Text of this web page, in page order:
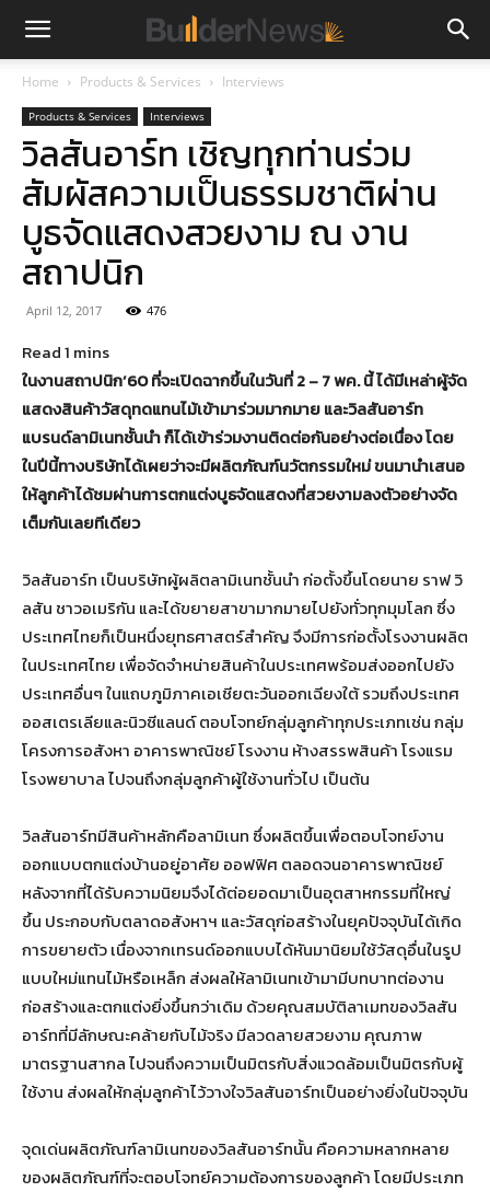
Home Products & Services Interviews
Products & Services Interviews
วิลสันอาร์ท เชิญทุกท่านร่วม
สัมผัสความเป็นธรรมชาติผ่าน
บูธจัดแสดงสวยงาม ณ งาน
สถาปนิก
April 12, 2017 476
ในงานสถาปนิก’60 ที่จะเปิดฉากขึ้นในวันที่ 2 – 7 พค. นี้ ได้มีเหล่าผู้จัด
แสดงสินค้าวัสดุทดแทนไม้เข้ามาร่วมมากมาย และวิลสันอาร์ท
แบรนด์ลามิเนทชั้นนำ ก็ได้เข้าร่วมงานติดต่อกันอย่างต่อเนื่อง โดย
ในปีนี้ทางบริษัทได้เผยว่าจะมีผลิตภัณฑ์นวัตกรรมใหม่ ขนมานำเสนอ
ให้ลูกค้าได้ชมผ่านการตกแต่งบูธจัดแสดงที่สวยงามลงตัวอย่างจัด
เต็มกันเลยทีเดียว
วิลสันอาร์ท เป็นบริษัทผู้ผลิตลามิเนทชั้นนำ ก่อตั้งขึ้นโดยนาย ราฟ วิ
ลสัน ชาวอเมริกัน และได้ขยายสาขามากมายไปยังทั่วทุกมุมโลก ซึ่ง
ประเทศไทยก็เป็นหนึ่งยุทธศาสตร์สำคัญ จึงมีการก่อตั้งโรงงานผลิต
ในประเทศไทย เพื่อจัดจำหน่ายสินค้าในประเทศพร้อมส่งออกไปยัง
ประเทศอื่นๆ ในแถบภูมิภาคเอเชียตะวันออกเฉียงใต้ รวมถึงประเทศ
ออสเตรเลียและนิวซีแลนด์ ตอบโจทย์กลุ่มลูกค้าทุกประเภทเช่น กลุ่ม
โครงการอสังหา อาคารพาณิชย์ โรงงาน ห้างสรรพสินค้า โรงแรม
โรงพยาบาล ไปจนถึงกลุ่มลูกค้าผู้ใช้งานทั่วไป เป็นต้น
วิลสันอาร์ทมีสินค้าหลักคือลามิเนท ซึ่งผลิตขึ้นเพื่อตอบโจทย์งาน
ออกแบบตกแต่งบ้านอยู่อาศัย ออฟฟิศ ตลอดจนอาคารพาณิชย์
หลังจากที่ได้รับความนิยมจึงได้ต่อยอดมาเป็นอุตสาหกรรมที่ใหญ่
ขึ้น ประกอบกับตลาดอสังหาฯ และวัสดุก่อสร้างในยุคปัจจุบันได้เกิด
การขยายตัว เนื่องจากเทรนด์ออกแบบได้หันมานิยมใช้วัสดุอื่นในรูป
แบบใหม่แทนไม้หรือเหล็ก ส่งผลให้ลามิเนทเข้ามามีบทบาทต่องาน
ก่อสร้างและตกแต่งยิ่งขึ้นกว่าเดิม ด้วยคุณสมบัติลาเมทของวิลสัน
อาร์ทที่มีลักษณะคล้ายกับไม้จริง มีลวดลายสวยงาม คุณภาพ
มาตรฐานสากล ไปจนถึงความเป็นมิตรกับสิ่งแวดล้อมเป็นมิตรกับผู้
ใช้งาน ส่งผลให้กลุ่มลูกค้าไว้วางใจวิลสันอาร์ทเป็นอย่างยิ่งในปัจจุบัน
จุดเด่นผลิตภัณฑ์ลามิเนทของวิลสันอาร์ทนั้น คือความหลากหลาย
ของผลิตภัณฑ์ที่จะตอบโจทย์ความต้องการของลูกค้า โดยมีประเภท